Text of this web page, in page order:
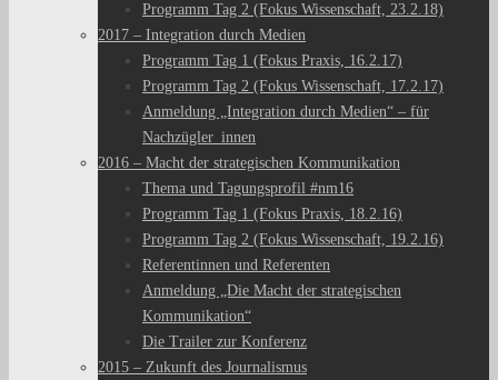
Programm Tag 2 (Fokus Wissenschaft, 23.2.18)
2017 – Integration durch Medien
Programm Tag 1 (Fokus Praxis, 16.2.17)
Programm Tag 2 (Fokus Wissenschaft, 17.2.17)
Anmeldung „Integration durch Medien“ – für
Nachzügler_innen
2016 – Macht der strategischen Kommunikation
Thema und Tagungsprofil #nm16
Programm Tag 1 (Fokus Praxis, 18.2.16)
Programm Tag 2 (Fokus Wissenschaft, 19.2.16)
Referentinnen und Referenten
Anmeldung „Die Macht der strategischen
Kommunikation“
Die Trailer zur Konferenz
2015 – Zukunft des Journalismus